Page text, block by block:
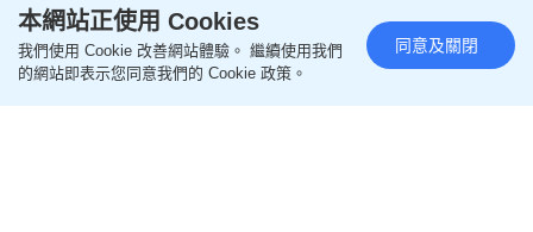
即likeOh爸媽FB，緊貼一手親子資訊
本網站正使用 Cookies
我們使用 Cookie 改善網站體驗。 繼續使用我們
的網站即表示您同意我們的 Cookie 政策。
同意及關閉